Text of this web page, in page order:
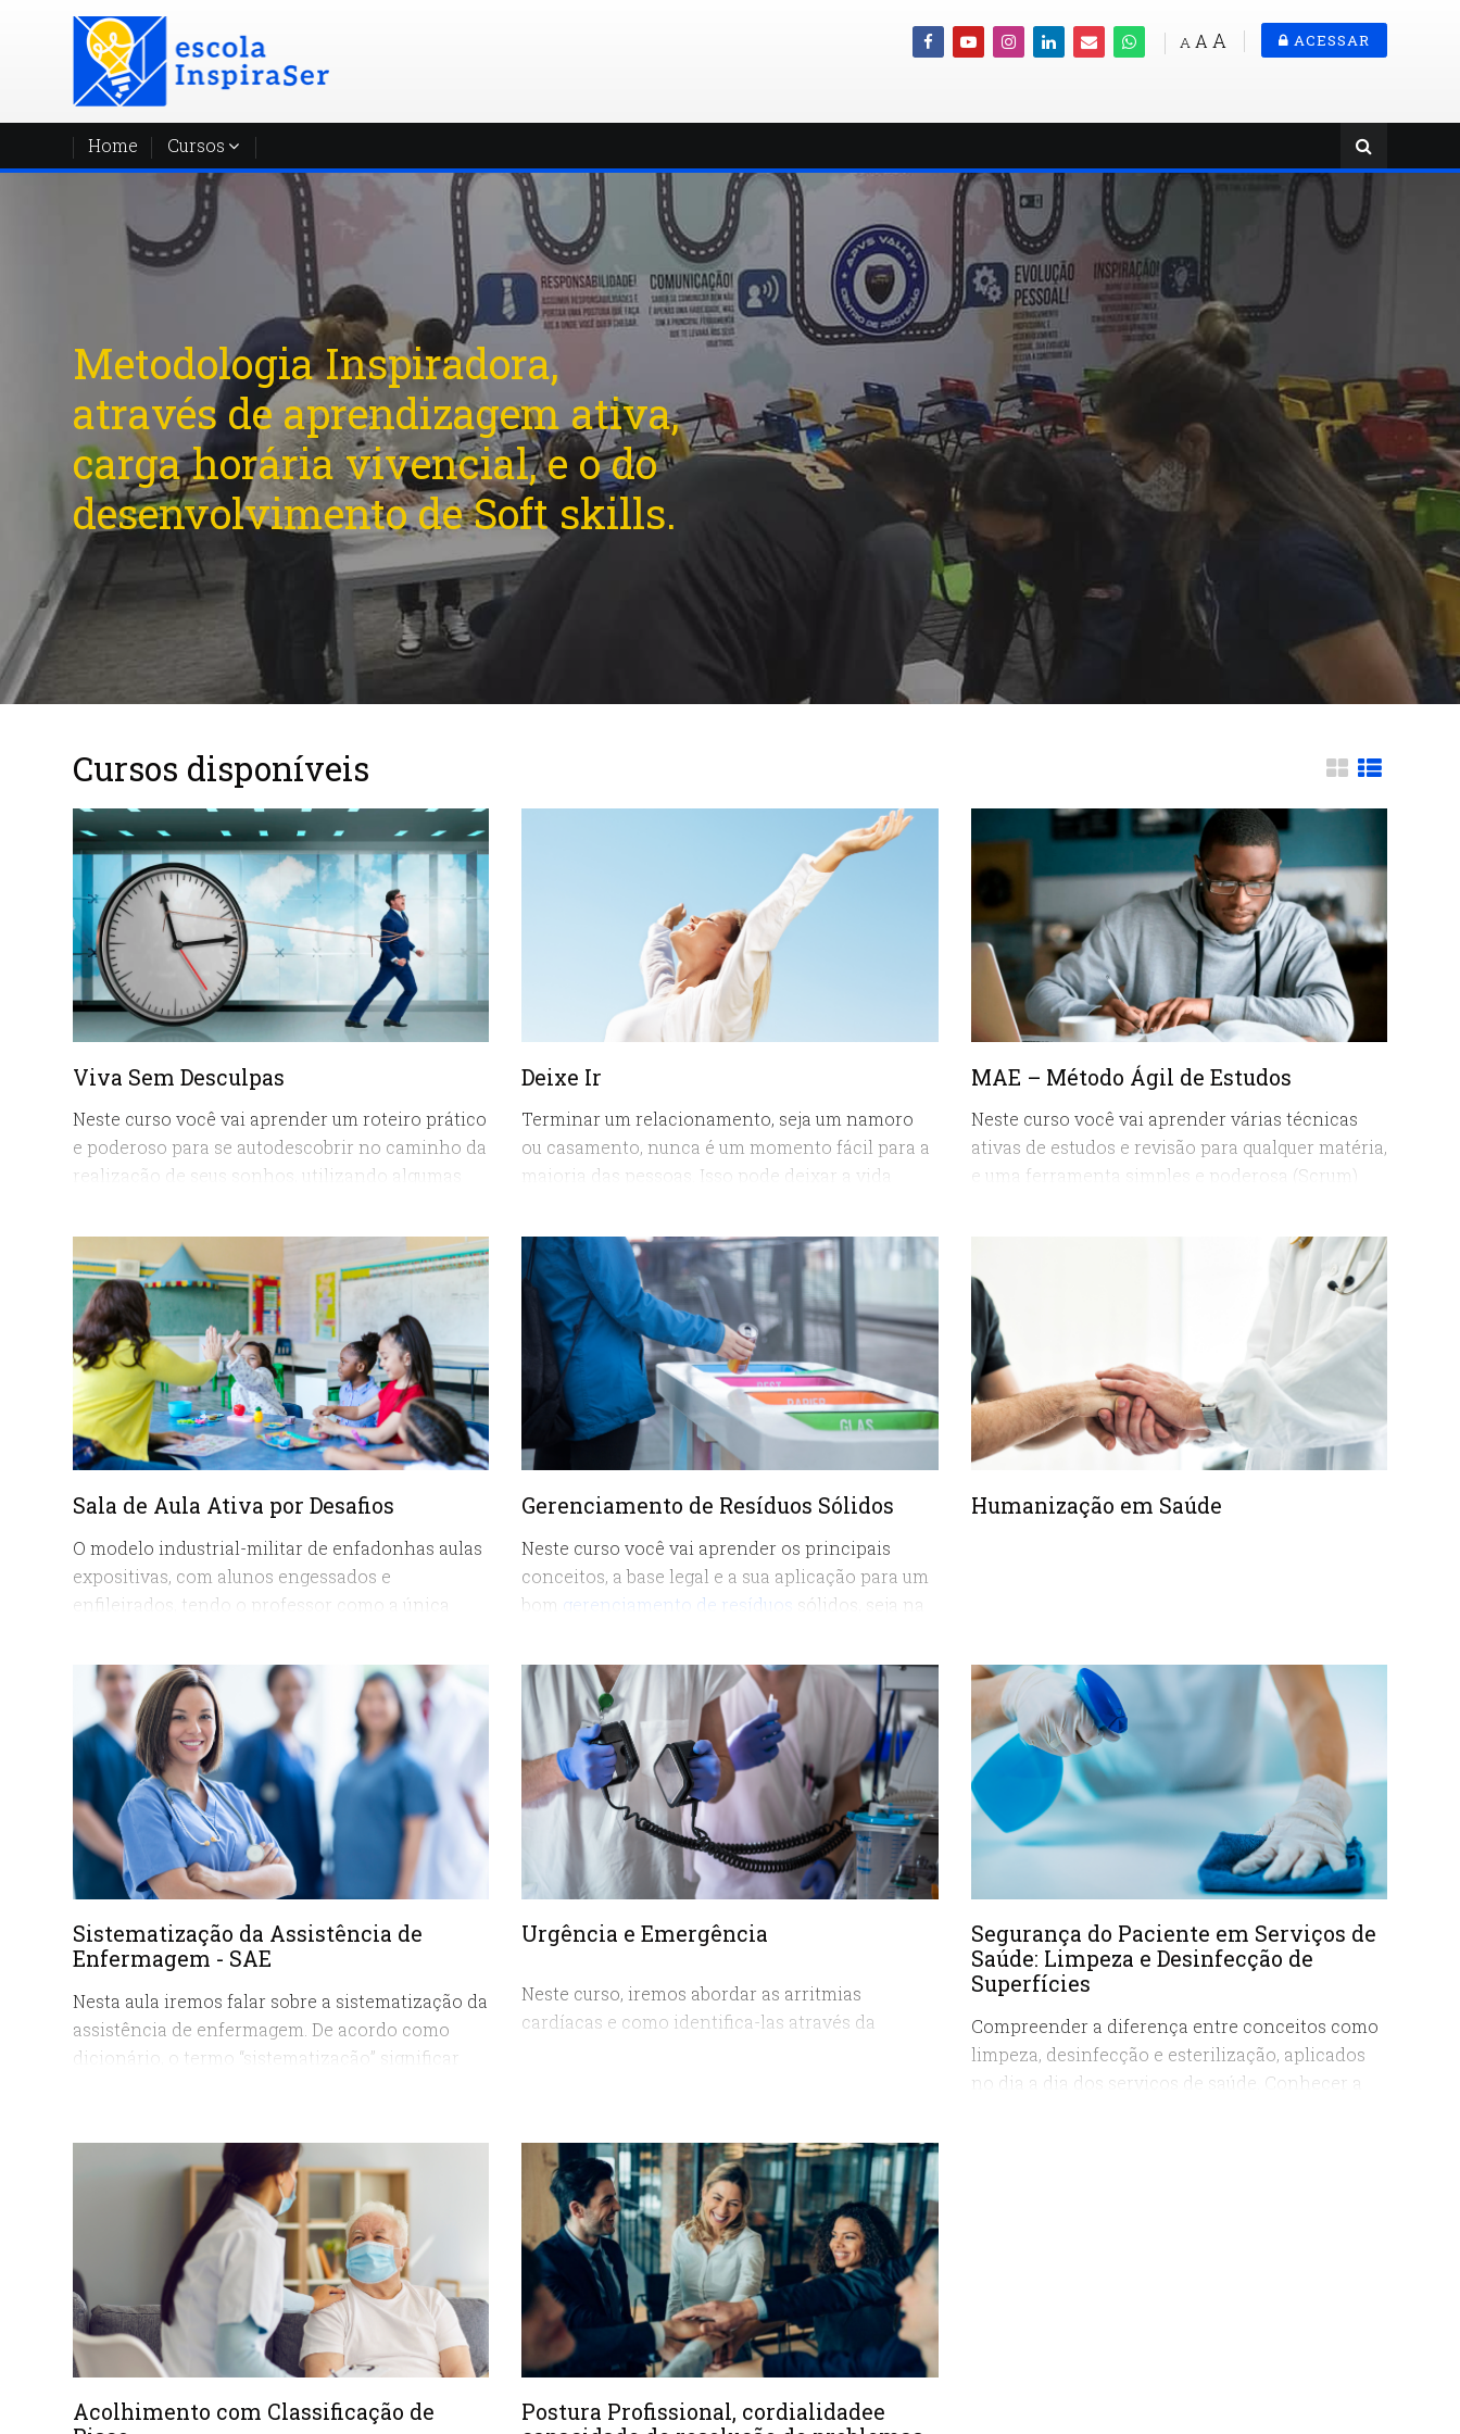
Ir para o conteúdo principal
ACESSAR
A A A
Home Cursos
Pessoas Inspiradas fazem a
diferença...
Cursos disponíveis
Viva Sem Desculpas
Neste curso você vai aprender um roteiro prático
e poderoso para se autodescobrir no caminho da
realização de seus sonhos, utilizando algumas
produtividade para ter em mãos o poder de
decidir por uma vida plena e sem desculpas.
Deixe Ir
Terminar um relacionamento, seja um namoro
ou casamento, nunca é um momento fácil para a
maioria das pessoas. Isso pode deixar a vida
sentimentos dolorosos. Aprender estratégias
para superar o sofrimento do fim de um
relacionamento com mais consciência,
autoestima e amor próprio é fundamental neste
momento.
MAE – Método Ágil de Estudos
Neste curso você vai aprender várias técnicas
ativas de estudos e revisão para qualquer matéria,
e uma ferramenta simples e poderosa (Scrum)
com sucesso na gestão de projetos complexos,
especialmente criada para quem tem pouco
tempo disponível, mas precisa ser eficaz.
Sala de Aula Ativa por Desafios
O modelo industrial-militar de enfadonhas aulas
expositivas, com alunos engessados e
enfileirados, tendo o professor como a única
mostrando insuficiente na entrega de resultados
reais de aprendizagem há algum tempo. As
metodologias ativas de ensino-aprendizagem
vieram para ficar. Ainda bem…
Gerenciamento de Resíduos Sólidos
Neste curso você vai aprender os principais
conceitos, a base legal e a sua aplicação para um
bom gerenciamento de resíduos sólidos, seja na
priorizando o desenvolvimento de um
comportamento mais sustentável diante deste
aspecto ambiental, que é um dos mais
importantes produzidos pela humanidade.
Humanização em Saúde
Sistematização da Assistência de
Enfermagem - SAE
Nesta aula iremos falar sobre a sistematização da
assistência de enfermagem. De acordo como
dicionário, o termo “sistematização” significar
Urgência e Emergência
Neste curso, iremos abordar as arritmias
cardíacas e como identifica-las através da
Segurança do Paciente em Serviços de
Saúde: Limpeza e Desinfecção de
Superfícies
Compreender a diferença entre conceitos como
limpeza, desinfecção e esterilização, aplicados
no dia a dia dos serviços de saúde. Conhecer a
Acolhimento com Classificação de
Postura Profissional, cordialidadee